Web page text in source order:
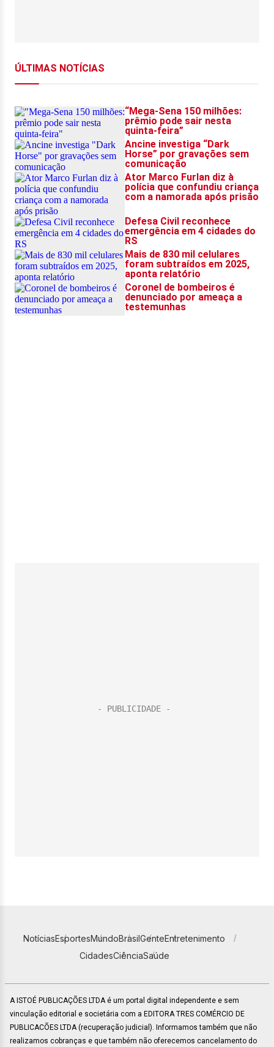
NotíciasEsportesMundoBrasilGenteEntretenimento
CidadesCiênciaSaúde
A ISTOÉ PUBLICAÇÕES LTDA é um portal digital independente e sem
vinculação editorial e societária com a EDITORA TRES COMÉRCIO DE
PUBLICACÕES LTDA (recuperação judicial). Informamos também que não
realizamos cobranças e que também não oferecemos cancelamento do